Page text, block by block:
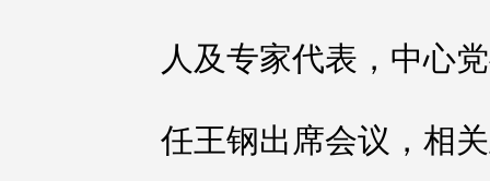
人及专家代表，中心
任王钢出席会议，相